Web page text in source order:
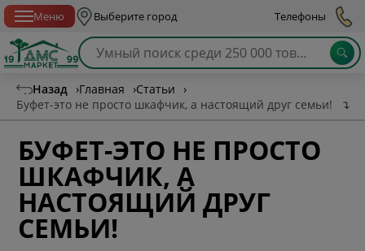
Меню Выберите город Телефоны
Назад ›Главная ›Статьи ›
Буфет-это не просто шкафчик, а настоящий друг семьи!
↴
БУФЕТ-ЭТО НЕ ПРОСТО
ШКАФЧИК, А
НАСТОЯЩИЙ ДРУГ
СЕМЬИ!